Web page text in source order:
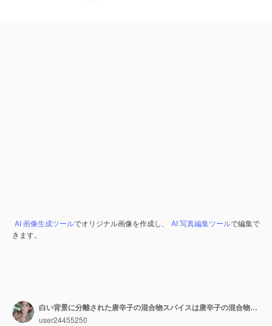
AI 画像生成ツールでオリジナル画像を作成し、 AI 写真編集ツールで編集で
きます。
白い背景に分離された唐辛子の混合物スパイスは唐辛子の混合物です
user24455250